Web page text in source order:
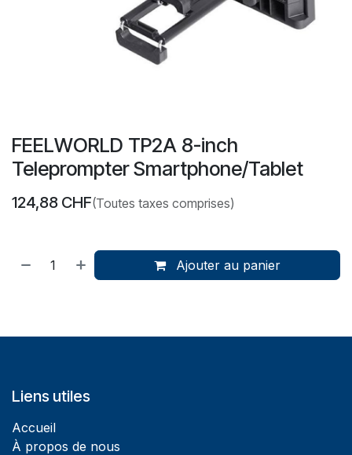
FEELWORLD TP2A 8-inch
Teleprompter Smartphone/Tablet
124,88 CHF(Toutes taxes comprises)
Ajouter au panier
Liens utiles
Accueil
À propos de nous